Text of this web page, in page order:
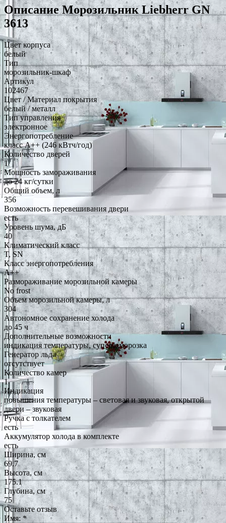
Описание Морозильник Liebherr GN
3613
Цвет корпуса
белый
Тип
морозильник-шкаф
Артикул
102467
Цвет / Материал покрытия
белый / металл
Тип управления
электронное
Энергопотребление
класс A++ (246 кВтч/год)
Количество дверей
1
Мощность замораживания
до 24 кг/cутки
Общий объем, л
356
Возможность перевешивания двери
есть
Уровень шума, дБ
40
Климатический класс
T, SN
Класс энергопотребления
A++
Размораживание морозильной камеры
No frost
Объем морозильной камеры, л
304
Автономное сохранение холода
до 45 ч
Дополнительные возможности
индикация температуры, суперзаморозка
Генератор льда
отсутствует
Количество камер
1
Индикация
повышения температуры – световая и звуковая, открытой
двери – звуковая
Ручка с толкателем
есть
Аккумулятор холода в комплекте
есть
Ширина, см
69.7
Высота, см
175.1
Глубина, см
75
Оставьте отзыв
Имя: *